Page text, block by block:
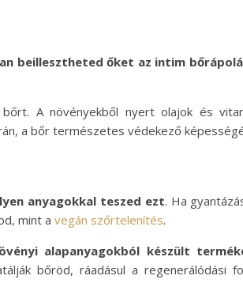
beillesztheted őket az intim
A növényekből nyert olajok és
a bőr természetes védekező
anyagokkal teszed ezt. Ha
mint a vegán szőrtelenítés.
alapanyagokból készült
bőröd, ráadásul a regenerálódási